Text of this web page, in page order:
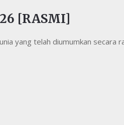
[RASMI]
yang telah diumumkan secara